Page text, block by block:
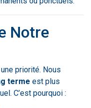
Notre
priorité. Nous
terme est plus
C’est pourquoi :